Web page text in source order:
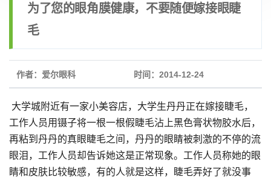
为了您的眼角膜健康，不要随便嫁接眼睫
毛
作者：爱尔眼科 时间：2014-12-24
大学城附近有一家小美容店，大学生丹丹正在嫁接睫毛，
工作人员用镊子将一根一根假睫毛沾上黑色膏状物胶水后，
再粘到丹丹的真眼睫毛之间，丹丹的眼睛被刺激的不停的流
眼泪，工作人员却告诉她这是正常现象。工作人员称她的眼
睛和皮肤比较敏感，有的人就是这样，睫毛弄好了就没事